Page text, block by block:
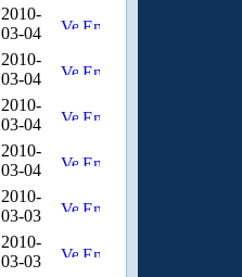
2010-
03-04
2010-
03-04
2010-
03-04
2010-
03-04
2010-
03-03
2010-
03-03